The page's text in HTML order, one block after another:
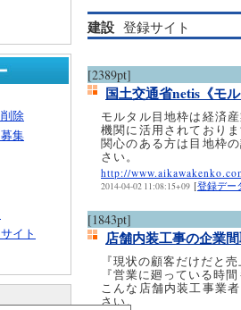
建設 登録サイト
[2389pt]
国土交通省netis《モ
モルタル目地枠は経済
機関に活用されており
関心のある方は目地枠
さい。
http://
2014-04-02 11:08:15+09 [登録デー
[1843pt]
店舗内装工事の企業
『現状の顧客だけだと
『営業に廻っている時
こんな店舗内装工事業
さい。
除
集
イト